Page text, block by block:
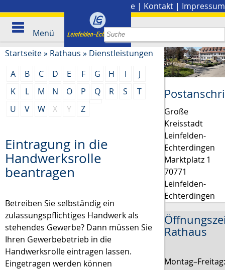
Presse | Kontakt | Impressum
Menü
Startseite» Rathaus » Dienstleistungen
A
B C D E F G H I
J
K
L M N O P Q R S
T
U
V W X Y Z
Eintragung in die
Handwerksrolle
beantragen
Betreiben Sie selbständig ein
zulassungspflichtiges Handwerk als
stehendes Gewerbe? Dann müssen Sie
Ihren Gewerbebetrieb in die
Handwerksrolle eintragen lassen.
Eingetragen werden können
Große
Kreisstadt
Leinfelden-
Echterdingen
Marktplatz 1
70771
Leinfelden-
Echterdingen
Rathaus